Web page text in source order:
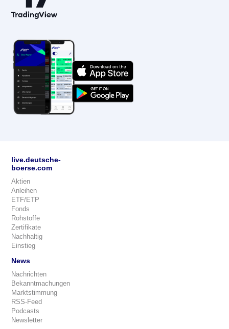
live.deutsche-
boerse.com
Aktien
Anleihen
ETF/ETP
Fonds
Rohstoffe
Zertifikate
Nachhaltig
Einstieg
News
Nachrichten
Bekanntmachungen
Marktstimmung
RSS-Feed
Podcasts
Newsletter